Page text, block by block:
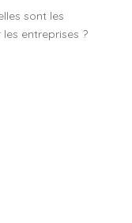
sont les
entreprises ?